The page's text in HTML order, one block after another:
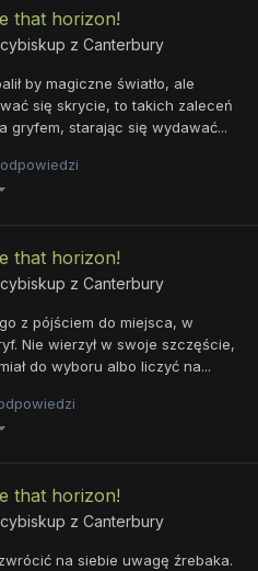
that horizon!
z Canterbury
by magiczne światło, ale
się skrycie, to takich zaleceń
gryfem, starając się wydawać...
that horizon!
z Canterbury
z pójściem do miejsca, w
Nie wierzył w swoje szczęście,
do wyboru albo liczyć na...
that horizon!
z Canterbury
na siebie uwagę źrebaka.